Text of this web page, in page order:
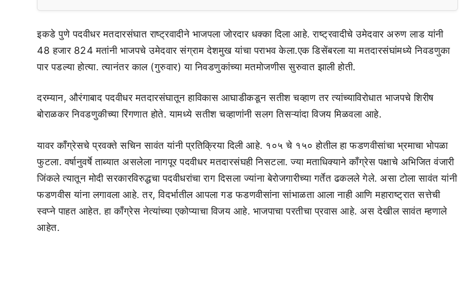
इकडे पुणे पदवीधर मतदारसंघात राष्ट्रवादीने भाजपला जोरदार धक्का दिला आहे. राष्ट्रवादीचे उमेदवार अरुण लाड यांनी
48 हजार 824 मतांनी भाजपचे उमेदवार संग्राम देशमुख यांचा पराभव केला.एक डिसेंबरला या मतदारसंघांमध्ये निवडणुका
पार पडल्या होत्या. त्यानंतर काल (गुरुवार) या निवडणुकांच्या मतमोजणीस सुरुवात झाली होती.
दरम्यान, औरंगाबाद पदवीधर मतदारसंघातून हाविकास आघाडीकडून सतीश चव्हाण तर त्यांच्याविरोधात भाजपचे शिरीष
बोराळकर निवडणुकीच्या रिंगणात होते. यामध्ये सतीश चव्हाणांनी सलग तिसऱ्यांदा विजय मिळवला आहे.
यावर कॉंग्रेसचे प्रवक्ते सचिन सावंत यांनी प्रतिक्रिया दिली आहे. १०५ चे १५० होतील हा फडणवीसांचा भ्रमाचा भोपळा
फुटला. वर्षानुवर्षे ताब्यात असलेला नागपूर पदवीधर मतदारसंघही निसटला. ज्या मताधिक्याने काँग्रेस पक्षाचे अभिजित वंजारी
जिंकले त्यातून मोदी सरकारविरुद्धचा पदवीधरांचा राग दिसला ज्यांना बेरोजगारीच्या गर्तेत ढकलले गेले. असा टोला सावंत यांनी
फडणवीस यांना लगावला आहे. तर, विदर्भातील आपला गड फडणवीसांना सांभाळता आला नाही आणि महाराष्ट्रात सत्तेची
स्वप्ने पाहत आहेत. हा काँग्रेस नेत्यांच्या एकोप्याचा विजय आहे. भाजपाचा परतीचा प्रवास आहे. अस देखील सावंत म्हणाले
आहेत.